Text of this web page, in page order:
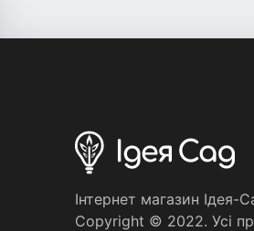
Iнтернет магазин Iдея-
Copyright © 2022. Усi